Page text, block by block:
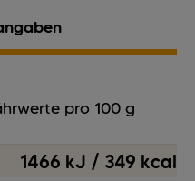
pro 100 g
1466 kJ / 349 kcal